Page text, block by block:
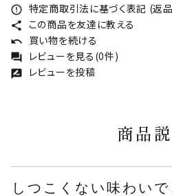
error_outline 特定商取引法に基づく表記 (返
share この商品を友達に教える
undo 買い物を続ける
forum レビューを見る(0件)
rate_review レビューを投稿
商品
しつこくない味わい